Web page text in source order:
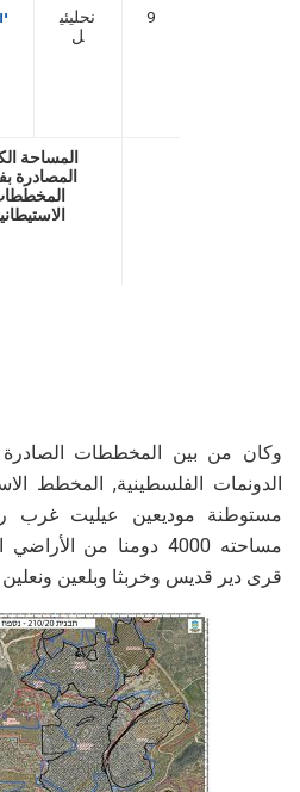
9
نحليئي
ل
المساحة
المصادرة
وكان من بين المخططات الصادرة
مستوطنة موديعين عيليت غرب
مساحته 4000 دومنا من
قرى دير قديس وخربثا وبلعين ونعلين